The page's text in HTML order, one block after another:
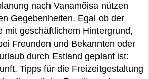
nach Vanamõisa nützen
Gegebenheiten. Egal ob der
mit geschäftlichem Hintergrund,
Freunden und Bekannten oder
durch Estland geplant ist:
Tipps für die Freizeitgestaltung